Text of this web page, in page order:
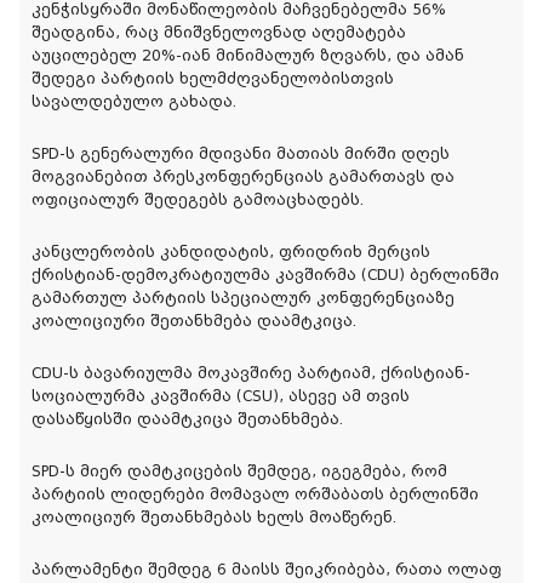
კენჭისყრაში მონაწილეობის მაჩვენებელმა 56%
შეადგინა, რაც მნიშვნელოვნად აღემატება
აუცილებელ 20%-იან მინიმალურ ზღვარს, და ამან
შედეგი პარტიის ხელმძღვანელობისთვის
სავალდებულო გახადა.
SPD-ს გენერალური მდივანი მათიას მირში დღეს
მოგვიანებით პრესკონფერენციას გამართავს და
ოფიციალურ შედეგებს გამოაცხადებს.
კანცლერობის კანდიდატის, ფრიდრიხ მერცის
ქრისტიან-დემოკრატიულმა კავშირმა (CDU) ბერლინში
გამართულ პარტიის სპეციალურ კონფერენციაზე
კოალიციური შეთანხმება დაამტკიცა.
CDU-ს ბავარიულმა მოკავშირე პარტიამ, ქრისტიან-
სოციალურმა კავშირმა (CSU), ასევე ამ თვის
დასაწყისში დაამტკიცა შეთანხმება.
SPD-ს მიერ დამტკიცების შემდეგ, იგეგმება, რომ
პარტიის ლიდერები მომავალ ორშაბათს ბერლინში
კოალიციურ შეთანხმებას ხელს მოაწერენ.
პარლამენტი შემდეგ 6 მაისს შეიკრიბება, რათა ოლაფ